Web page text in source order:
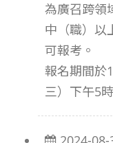
為廣召跨領
中（職）以
可報考。
報名期間於
三）下午5